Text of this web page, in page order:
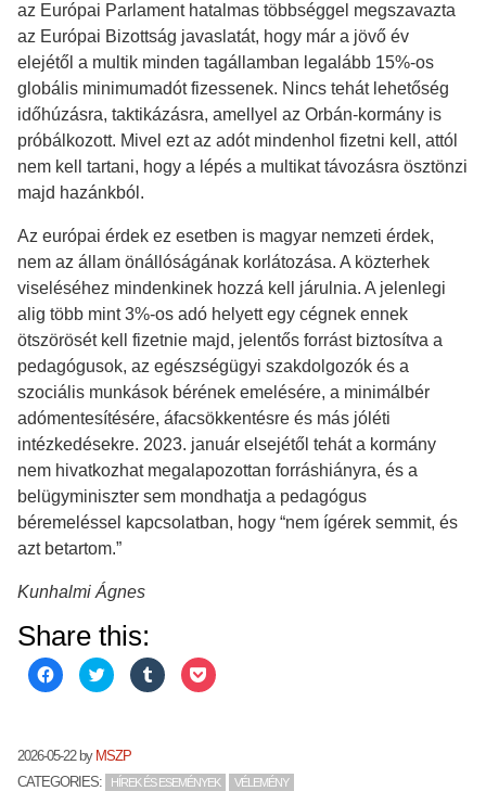
az Európai Parlament hatalmas többséggel megszavazta
az Európai Bizottság javaslatát, hogy már a jövő év
elejétől a multik minden tagállamban legalább 15%-os
globális minimumadót fizessenek. Nincs tehát lehetőség
időhúzásra, taktikázásra, amellyel az Orbán-kormány is
próbálkozott. Mivel ezt az adót mindenhol fizetni kell, attól
nem kell tartani, hogy a lépés a multikat távozásra ösztönzi
majd hazánkból.
Az európai érdek ez esetben is magyar nemzeti érdek,
nem az állam önállóságának korlátozása. A közterhek
viseléséhez mindenkinek hozzá kell járulnia. A jelenlegi
alig több mint 3%-os adó helyett egy cégnek ennek
ötszörösét kell fizetnie majd, jelentős forrást biztosítva a
pedagógusok, az egészségügyi szakdolgozók és a
szociális munkások bérének emelésére, a minimálbér
adómentesítésére, áfacsökkentésre és más jóléti
intézkedésekre. 2023. január elsejétől tehát a kormány
nem hivatkozhat megalapozottan forráshiányra, és a
belügyminiszter sem mondhatja a pedagógus
béremeléssel kapcsolatban, hogy “nem ígérek semmit, és
azt betartom.”
Kunhalmi Ágnes
Share this:
Click
to
share
in
new
window)
Click
to
share
in
new
window)
Click
to
share
window)
Click
to
window)
2026-05-22by MSZP
CATEGORIES:
HÍREK ÉS ESEMÉNYEK VÉLEMÉNY